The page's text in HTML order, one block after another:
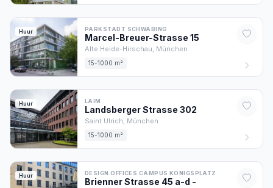
Huur PARKSTADT SCHWABING
Marcel-Breuer-Strasse 15
Alte Heide-Hirschau, München
15-1000 m²
Huur LAIM
Landsberger Strasse 302
Saint Ulrich, München
15-1000 m²
Huur DESIGN OFFICES CAMPUS KONIGSPLATZ
Brienner Strasse 45 a-d -